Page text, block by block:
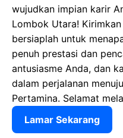
wujudkan impian karir
Lombok Utara!
bersiaplah untuk
penuh prestasi dan
antusiasme Anda, dan
dalam perjalanan
Pertamina. Selamat
Lamar Sekarang